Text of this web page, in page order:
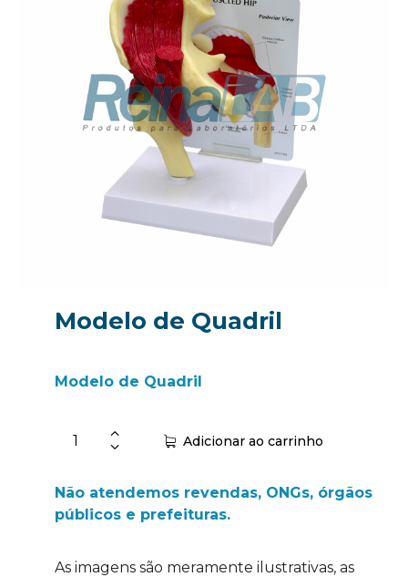
Modelo de Quadril
Modelo de Quadril
Adicionar ao carrinho
Não atendemos revendas, ONGs, órgãos
públicos e prefeituras.
As imagens são meramente ilustrativas, as